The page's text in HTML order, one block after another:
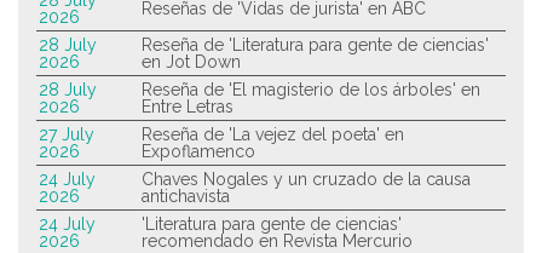
2026
Reseñas de 'Vidas de jurista' en ABC
28 July
2026
Reseña de 'Literatura para gente de ciencias'
en Jot Down
28 July
2026
Reseña de 'El magisterio de los árboles' en
Entre Letras
27 July
2026
Reseña de 'La vejez del poeta' en
Expoflamenco
24 July
2026
Chaves Nogales y un cruzado de la causa
antichavista
24 July
2026
'Literatura para gente de ciencias'
recomendado en Revista Mercurio